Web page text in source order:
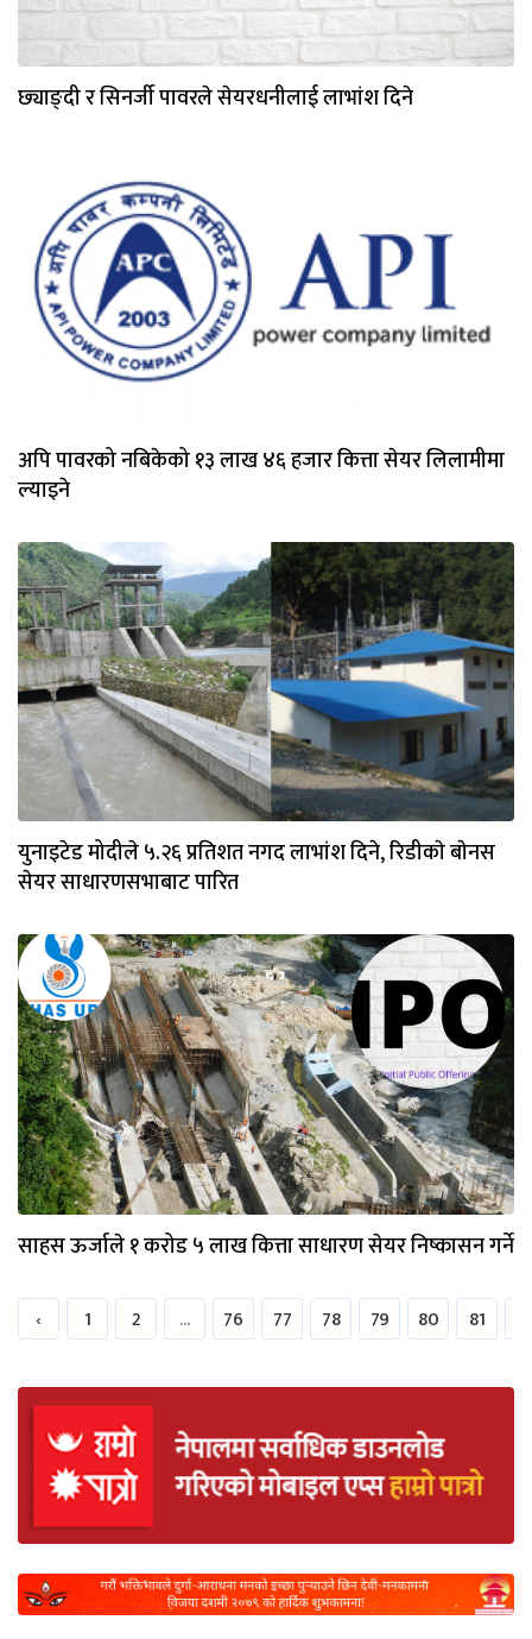
छ्याङ्दी र सिनर्जी पावरले सेयरधनीलाई लाभांश दिने
अपि पावरको नबिकेको १३ लाख ४६ हजार कित्ता सेयर लिलामीमा
ल्याइने
युनाइटेड मोदीले ५.२६ प्रतिशत नगद लाभांश दिने, रिडीकाे बाेनस
सेयर साधारणसभाबाट पारित
साहस ऊर्जाले १ करोड ५ लाख कित्ता साधारण सेयर निष्कासन गर्ने
‹ 1 2 ... 76 77 78 79 80 81